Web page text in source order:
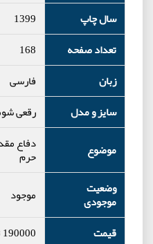
سال چاپ
1399
تعداد صفحه
168
زبان
فارسی
سایز و مدل
رقعی
موضوع
دفاع
حرم
وضعیت
موجودی
موجود
قیمت
190000